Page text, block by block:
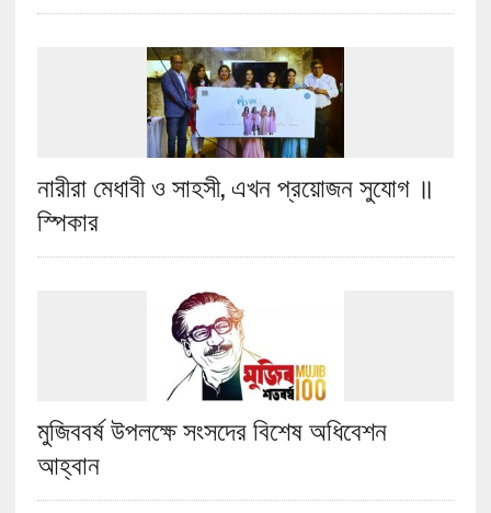
নারীরা মেধাবী ও সাহসী, এখন প্রয়োজন সুযোগ ॥
স্পিকার
মুজিববর্ষ উপলক্ষে সংসদের বিশেষ অধিবেশন
আহ্বান